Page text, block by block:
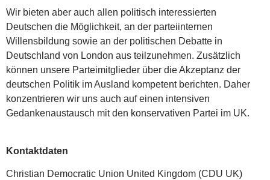
Wir bieten aber auch allen politisch interessierten
Deutschen die Möglichkeit, an der parteiinternen
Willensbildung sowie an der politischen Debatte in
Deutschland von London aus teilzunehmen. Zusätzlich
können unsere Parteimitglieder über die Akzeptanz der
deutschen Politik im Ausland kompetent berichten. Daher
konzentrieren wir uns auch auf einen intensiven
Gedankenaustausch mit den konservativen Partei im UK.
Kontaktdaten
Christian Democratic Union United Kingdom (CDU UK)